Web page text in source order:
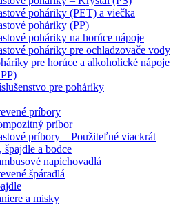
poháriky (PET) a viečka
poháriky (PP)
poháriky na horúce nápoje
poháriky pre ochladzovače vody
pre horúce a alkoholické nápoje
pre poháriky
príbory
príbor
príbory – Použiteľné viackrát
špajdle a bodce
napichovadlá
špáradlá
a misky